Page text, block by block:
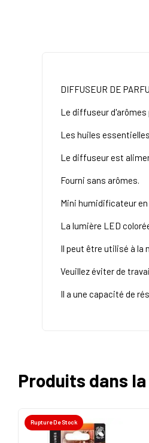
DIFFUSEUR DE
Le diffuseur d'arômes
Les huiles
Le diffuseur est
Fourni sans arômes.
Mini humidificateur
La lumière LED
Il peut être utilisé à la
Veuillez éviter de
Il a une capacité de
Produits dans
Rupture De Stock